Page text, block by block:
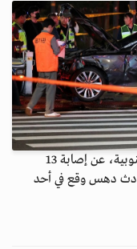
أعلنت الشرطة وسلطات الإطفاء في كوريا الجنوبية، عن إصابة 13
دهس وقع في أحد